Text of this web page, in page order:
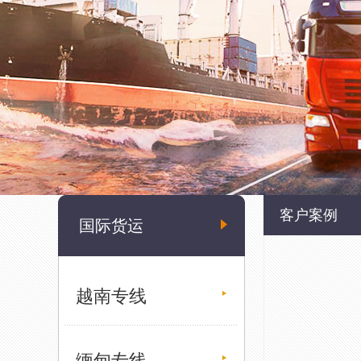
国际货运
越南专线
客户案例